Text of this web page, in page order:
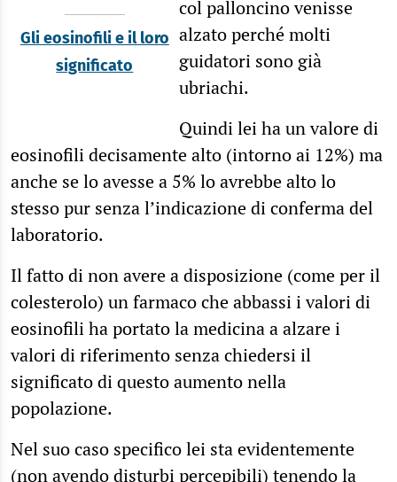
Gli eosinofili e il loro
significato
col palloncino venisse
alzato perché molti
guidatori sono già
ubriachi.
Quindi lei ha un valore di
eosinofili decisamente alto (intorno ai 12%) ma
anche se lo avesse a 5% lo avrebbe alto lo
stesso pur senza l’indicazione di conferma del
laboratorio.
Il fatto di non avere a disposizione (come per il
colesterolo) un farmaco che abbassi i valori di
eosinofili ha portato la medicina a alzare i
valori di riferimento senza chiedersi il
significato di questo aumento nella
popolazione.
Nel suo caso specifico lei sta evidentemente
(non avendo disturbi percepibili) tenendo la